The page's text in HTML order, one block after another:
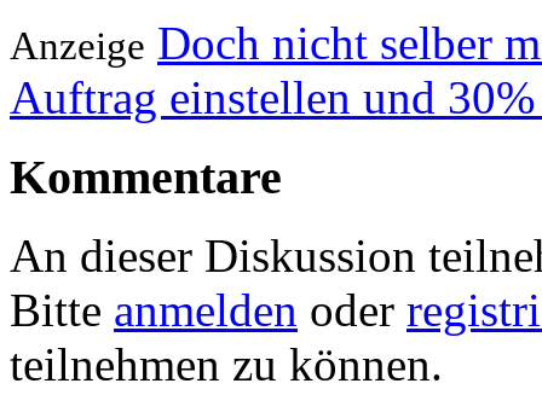
Anzeige Doch nicht selber
Auftrag einstellen und
Kommentare
An dieser Diskussion
Bitte anmelden oder
teilnehmen zu können.